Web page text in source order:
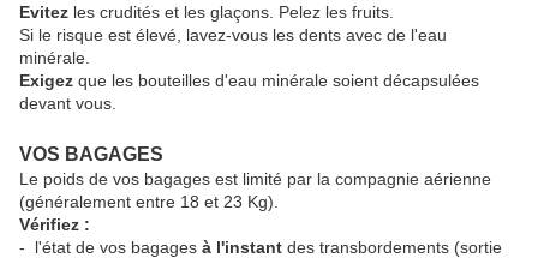
Evitez les crudités et les glaçons. Pelez les fruits.
Si le risque est élevé, lavez-vous les dents avec de l'eau
minérale.
Exigez que les bouteilles d'eau minérale soient décapsulées
devant vous.
VOS BAGAGES
Le poids de vos bagages est limité par la compagnie aérienne
(généralement entre 18 et 23 Kg).
Vérifiez :
- l'état de vos bagages à l'instant des transbordements (sortie